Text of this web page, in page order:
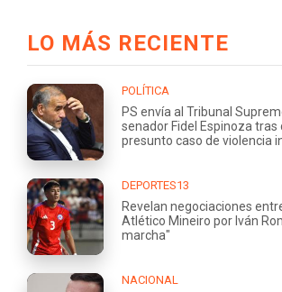
LO MÁS RECIENTE
POLÍTICA
PS envía al Tribunal
senador Fidel Espinoza tras
presunto caso de violencia
DEPORTES13
Revelan negociaciones
Atlético Mineiro por Iván
marcha"
NACIONAL